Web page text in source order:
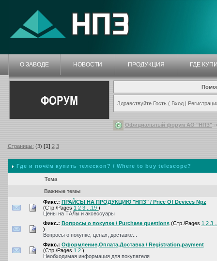
О ЗАВОДЕ НОВОСТИ ПРОДУКЦИЯ ГДЕ
ФОРУМ Здравствуйте Гость ( Вход|
Официальный форум АО "НПЗ"-
Страницы: (3) [1] 2 3
Где и почём купить телескоп? / Where to buy telescope?
Тема
Важные темы
Фикс.: ПРАЙСЫ НА ПРОДУКЦИЮ "НПЗ" / Price Of Devices Npz
(Стр./Pages 1 2 3 ...19 )
Цены на ТАЛы и аксессуары
Фикс.: Вопросы о покупке / Purchase questions (Стр./Pages 1 2 3
)
Вопросы о покупке, ценах, доставке...
Фикс.: Оформление,Оплата,Доставка / Registration,payment
(Стр./Pages 1 2 )
Необходимая информация для покупателя